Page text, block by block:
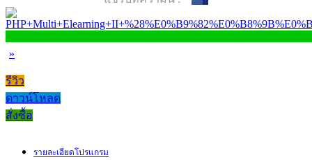
»
รีวิว
ดาวน์โหลด
สั่งซื้อ
รายละเอียดโปรแกรม